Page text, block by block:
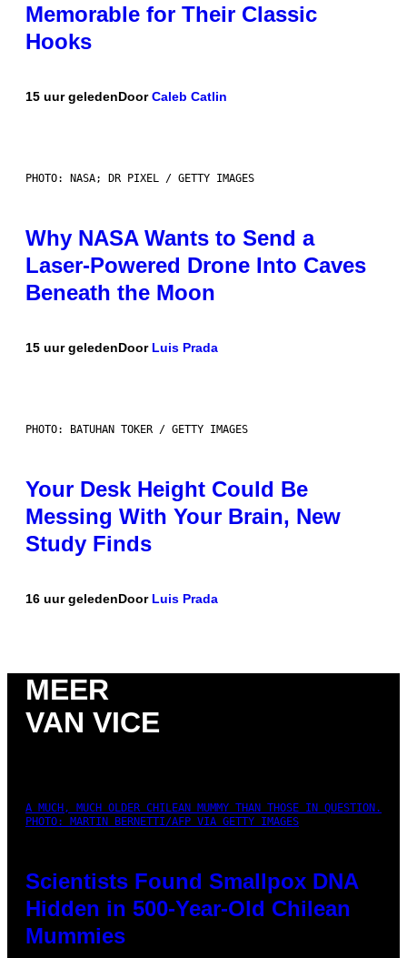
Memorable for Their Classic
Hooks
15 uur geledenDoorCaleb Catlin
PHOTO: NASA; DR PIXEL / GETTY IMAGES
Why NASA Wants to Send a
Laser-Powered Drone Into Caves
Beneath the Moon
15 uur geledenDoor Luis Prada
PHOTO: BATUHAN TOKER / GETTY IMAGES
Your Desk Height Could Be
Messing With Your Brain, New
Study Finds
16 uur geledenDoor Luis Prada
MEER
VAN VICE
A MUCH, MUCH OLDER CHILEAN MUMMY THAN THOSE IN QUESTION.
PHOTO: MARTIN BERNETTI/AFP VIA GETTY IMAGES
Scientists Found Smallpox DNA
Hidden in 500-Year-Old Chilean
Mummies